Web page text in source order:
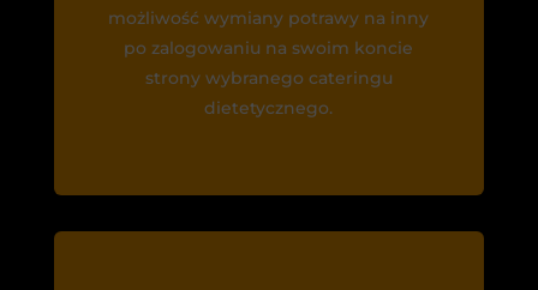
możliwość wymiany potrawy na inny
po zalogowaniu na swoim koncie
strony wybranego cateringu
dietetycznego.